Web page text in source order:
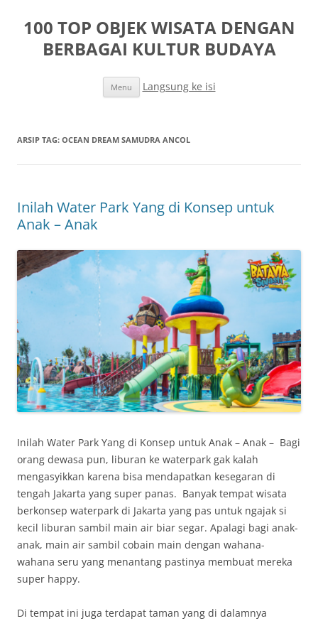
100 TOP OBJEK WISATA DENGAN
BERBAGAI KULTUR BUDAYA
Menu Langsung ke isi
ARSIP TAG: OCEAN DREAM SAMUDRA ANCOL
Inilah Water Park Yang di Konsep untuk
Anak – Anak
Inilah Water Park Yang di Konsep untuk Anak – Anak – Bagi
orang dewasa pun, liburan ke waterpark gak kalah
mengasyikkan karena bisa mendapatkan kesegaran di
tengah Jakarta yang super panas. Banyak tempat wisata
berkonsep waterpark di Jakarta yang pas untuk ngajak si
kecil liburan sambil main air biar segar. Apalagi bagi anak-
anak, main air sambil cobain main dengan wahana-
wahana seru yang menantang pastinya membuat mereka
super happy.
Di tempat ini juga terdapat taman yang di dalamnya